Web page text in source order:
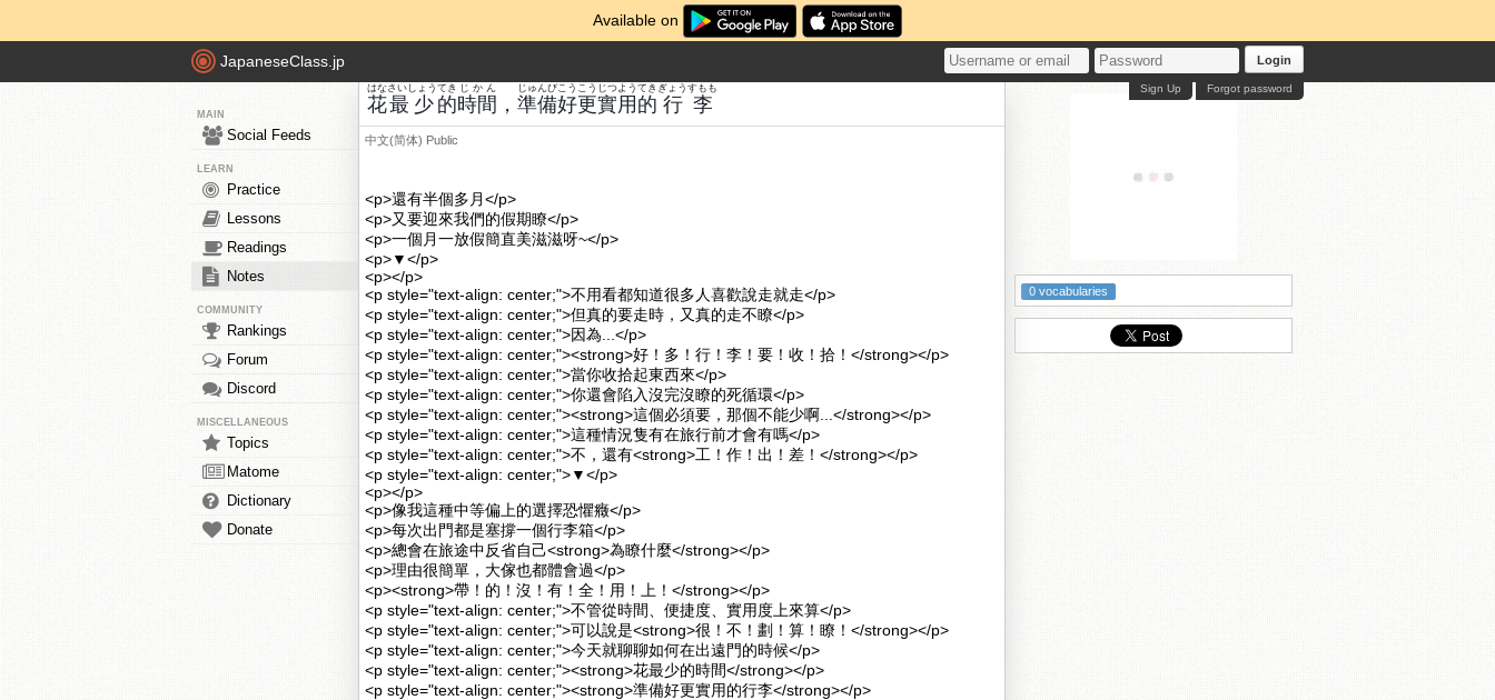
Available on
JapaneseClass.jp Login
Forgot password
Sign Up
MAIN
Social Feeds
LEARN
Practice
Lessons
Readings
Notes
COMMUNITY
Rankings
Forum
Discord
MISCELLANEOUS
Topics
Matome
Dictionary
Donate
花
はな
最少
さいしょう
的
てき
時間
じかん
， 準備
じゅんび
好
こう
更
こう
實
じつ
用
よう
的
てき
行
ぎょう
李
すもも
中文(简体) Public
<p>還有半個多月</p>
<p>又要迎來我們的假期瞭</p>
<p>一個月一放假簡直美滋滋呀~</p>
<p>▼</p>
<p></p>
<p style="text-align: center;">不用看都知道很多人喜歡說走就走</p>
<p style="text-align: center;">但真的要走時，又真的走不瞭</p>
<p style="text-align: center;">因為...</p>
<p style="text-align: center;"><strong>好！多！行！李！要！收！拾！</strong></p>
<p style="text-align: center;">當你收拾起東西來</p>
<p style="text-align: center;">你還會陷入沒完沒瞭的死循環</p>
<p style="text-align: center;"><strong>這個必須要，那個不能少啊...</strong></p>
<p style="text-align: center;">這種情況隻有在旅行前才會有嗎</p>
<p style="text-align: center;">不，還有<strong>工！作！出！差！</strong></p>
<p style="text-align: center;">▼</p>
<p></p>
<p>像我這種中等偏上的選擇恐懼癥</p>
<p>每次出門都是塞撐一個行李箱</p>
<p>總會在旅途中反省自己<strong>為瞭什麼</strong></p>
<p>理由很簡單，大傢也都體會過</p>
<p><strong>帶！的！沒！有！全！用！上！</strong></p>
<p style="text-align: center;">不管從時間、便捷度、實用度上來算</p>
<p style="text-align: center;">可以說是<strong>很！不！劃！算！瞭！</strong></p>
<p style="text-align: center;">今天就聊聊如何在出遠門的時候</p>
<p style="text-align: center;"><strong>花最少的時間</strong></p>
<p style="text-align: center;"><strong>準備好更實用的行李</strong></p>
0 vocabularies